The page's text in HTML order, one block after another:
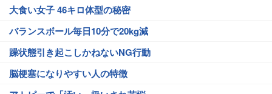
大食い女子 46キロ体型の秘密
バランスボール毎日10分で20kg減
躁状態引き起こしかねないNG行動
脳梗塞になりやすい人の特徴